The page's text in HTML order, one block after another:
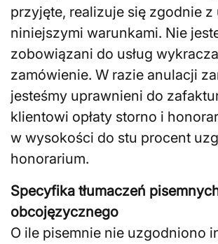
przyjęte, realizuje się zgodnie z
niniejszymi warunkami. Nie
zobowiązani do usług
zamówienie. W razie anulacji
jesteśmy uprawnieni do
klientowi opłaty storno i
w wysokości do stu procent
honorarium.
Specyfika tłumaczeń
obcojęzycznego
O ile pisemnie nie uzgodniono